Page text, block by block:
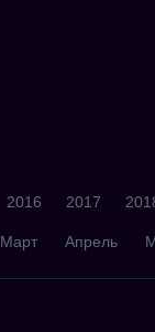
2016 2017
Март Апрель